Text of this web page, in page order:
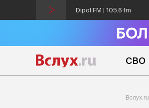
Dipol FM | 105,6 fm
СВО
Вслух.ru